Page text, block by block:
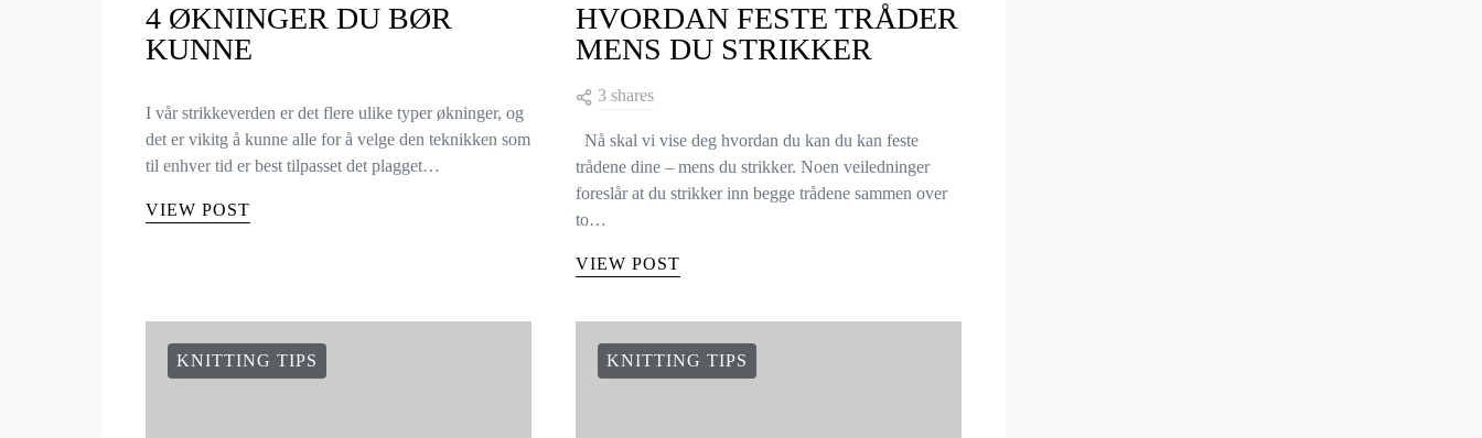
4 ØKNINGER DU BØR
KUNNE
I vår strikkeverden er det flere ulike typer økninger, og
det er vikitg å kunne alle for å velge den teknikken som
til enhver tid er best tilpasset det plagget…
VIEW POST
HVORDAN FESTE TRÅDER
MENS DU STRIKKER
3 shares
Nå skal vi vise deg hvordan du kan du kan feste
trådene dine – mens du strikker. Noen veiledninger
foreslår at du strikker inn begge trådene sammen over
to…
VIEW POST
KNITTING TIPS KNITTING TIPS